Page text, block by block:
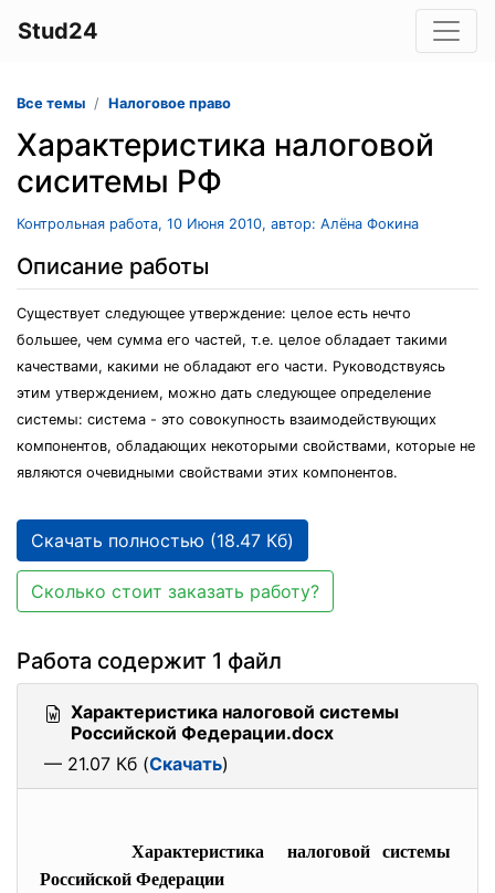
Stud24
Все темы Налоговое право
Характеристика налоговой
сиситемы РФ
Контрольная работа, 10 Июня 2010, автор: Алёна Фокина
Описание работы
Существует следующее утверждение: целое есть нечто
большее, чем сумма его частей, т.е. целое обладает такими
качествами, какими не обладают его части. Руководствуясь
этим утверждением, можно дать следующее определение
системы: система - это совокупность взаимодействующих
компонентов, обладающих некоторыми свойствами, которые не
являются очевидными свойствами этих компонентов.
Скачать полностью (18.47 Кб)
Сколько стоит заказать работу?
Работа содержит 1 файл
Характеристика налоговой системы
Российской Федерации.docx
— 21.07 Кб (Скачать)
Характеристика налоговой системы
Российской Федерации